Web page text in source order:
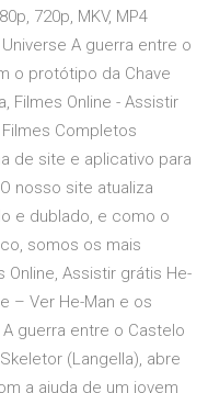
720p, MKV, MP4
A guerra entre o
o protótipo da Chave
Filmes Online - Assistir
Filmes Completos
de site e aplicativo para
nosso site atualiza
e dublado, e como o
somos os mais
Assistir grátis He-
– Ver He-Man e os
guerra entre o Castelo
(Langella), abre
a ajuda de um jovem